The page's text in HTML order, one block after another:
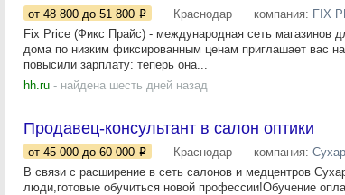
от 48 800 до 51 800 Краснодар компания: FIX
Fix Price (Фикс Прайс) - международная сеть магазинов
дома по низким фиксированным ценам приглашает вас
повысили зарплату: теперь она...
hh.ru - найдена шесть дней назад
Продавец-консультант в салон оптики
от 45 000 до 60 000 Краснодар компания:
В связи с расширение в сеть салонов и медцентров
люди,готовые обучиться новой профессии!Обучение